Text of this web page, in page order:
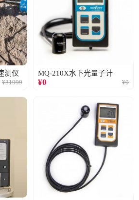
测仪
¥31999
MQ-210X水下光量子计
¥0 ¥0